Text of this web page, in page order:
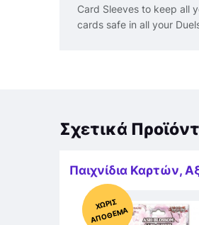
Card Sleeves to keep all
cards safe in all your
Σχετικά
Παιχνίδια Καρτών,
Χ
ΩΡΊΣ
Α
Π
Ό
ΘΕ
ΜΑ